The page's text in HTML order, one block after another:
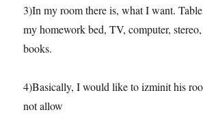
3)In my room there is, what I want.
my homework bed, TV, computer,
books.
4)Basically, I would like to izminit his
not allow